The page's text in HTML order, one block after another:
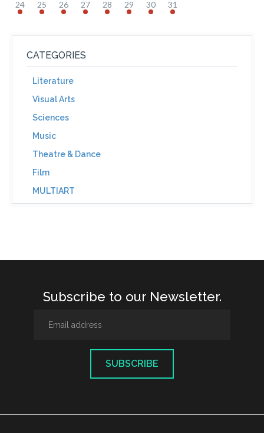
24 25 26 27 28 29 30 31
CATEGORIES
Literature
Visual Arts
Sciences
Music
Theatre & Dance
Film
MULTIART
Subscribe to our Newsletter.
SUBSCRIBE